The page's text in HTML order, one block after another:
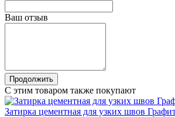
Ваш отзыв
Продолжить
С этим товаром также покупают
Затирка цементная для узких швов